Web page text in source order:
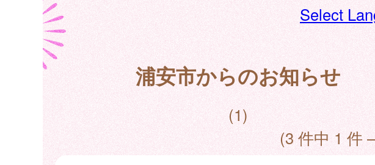
Select
浦安市からのお知らせ
(1)
(3 件中 1 件